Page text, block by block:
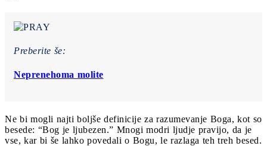
Preberite še:
Neprenehoma molite
Ne bi mogli najti boljše definicije za razumevanje Boga, kot so
besede: “Bog je ljubezen.” Mnogi modri ljudje pravijo, da je
vse, kar bi še lahko povedali o Bogu, le razlaga teh treh besed.